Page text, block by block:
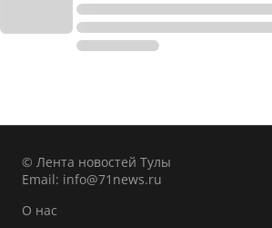
© Лента новостей Тулы
Email: info@71news.ru
О нас